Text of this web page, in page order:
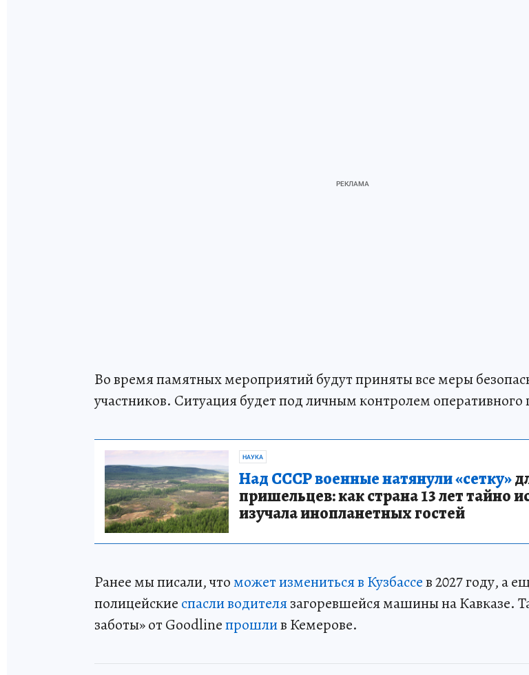
Во время памятных мероприятий будут приняты все меры
участников. Ситуация будет под личным контролем оперативного
НАУКА
Над СССР военные натянули «сетку»
пришельцев: как страна 13 лет тайно
изучала инопланетных гостей
Ранее мы писали, чтоможет измениться в Кузбассев 2027 году, а
полицейские спасли водителязагоревшейся машины на Кавказе.
заботы» от Goodlineпрошлив Кемерове.